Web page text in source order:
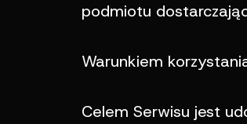
podmiotu
Warunkiem
Celem Serwisu jest